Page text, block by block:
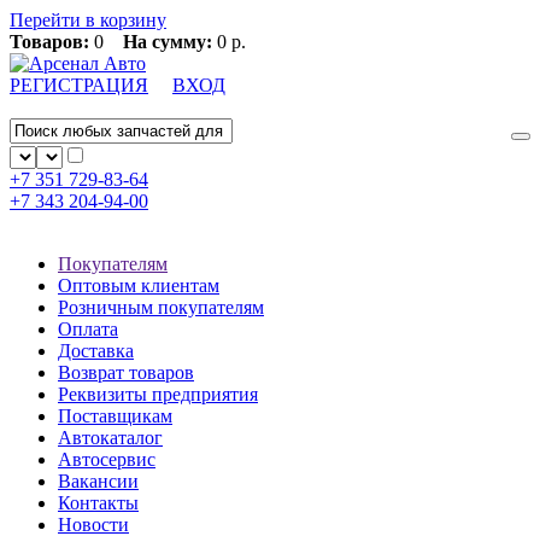
Перейти в корзину
Товаров: 0 На сумму: 0 р.
РЕГИСТРАЦИЯ ВХОД
+7 351 729-83-64
+7 343 204-94-00
Покупателям
Оптовым клиентам
Розничным покупателям
Оплата
Доставка
Возврат товаров
Реквизиты предприятия
Поставщикам
Автокаталог
Автосервис
Вакансии
Контакты
Новости